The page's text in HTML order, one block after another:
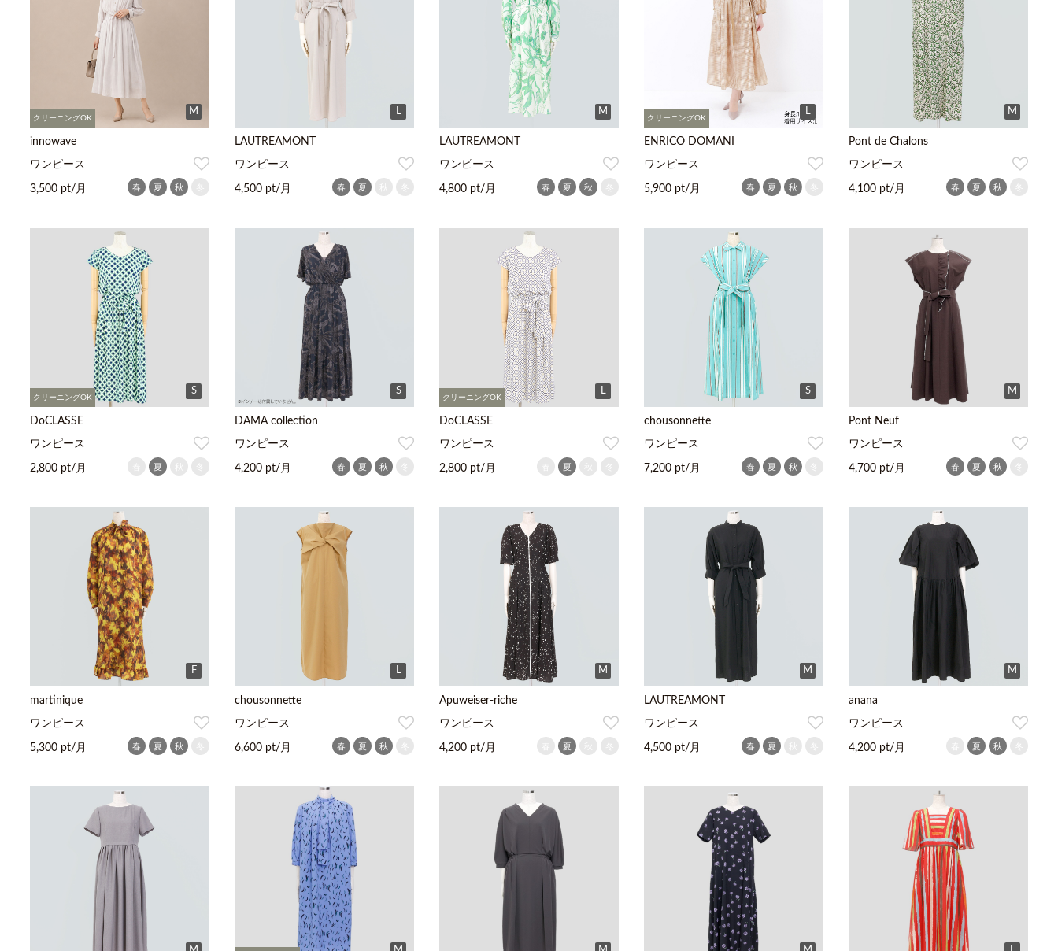
クリーニングOK
M
innowave
ワンピース
3,500 pt/月 春 夏 秋
L
LAUTREAMONT
ワンピース
4,500 pt/月 春 夏
M
LAUTREAMONT
ワンピース
4,800 pt/月 春 夏 秋
クリーニングOK
L
ENRICO DOMANI
ワンピース
5,900 pt/月 春 夏 秋
M
Pont de Chalons
ワンピース
4,100 pt/月 春 夏 秋
クリーニングOK
S
DoCLASSE
ワンピース
2,800 pt/月 夏
S
DAMA collection
ワンピース
4,200 pt/月 春 夏 秋
クリーニングOK
L
DoCLASSE
ワンピース
2,800 pt/月 夏
S
chousonnette
ワンピース
7,200 pt/月 春 夏 秋
M
Pont Neuf
ワンピース
4,700 pt/月 春 夏 秋
F
martinique
ワンピース
5,300 pt/月 春 夏 秋
L
chousonnette
ワンピース
6,600 pt/月 春 夏 秋
M
Apuweiser-riche
ワンピース
4,200 pt/月 夏
M
LAUTREAMONT
ワンピース
4,500 pt/月 春 夏
M
anana
ワンピース
4,200 pt/月 夏 秋